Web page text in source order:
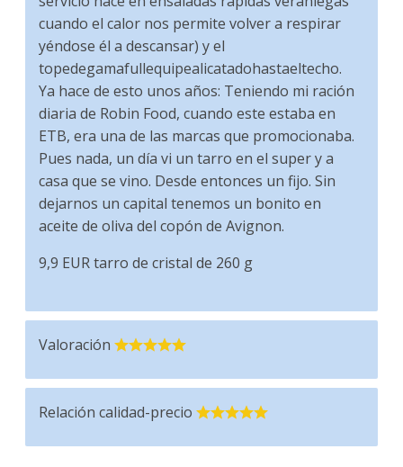
cuando el calor nos permite volver a respirar
yéndose él a descansar) y el
topedegamafullequipealicatadohastaeltecho.
Ya hace de esto unos años: Teniendo mi ración
diaria de Robin Food, cuando este estaba en
ETB, era una de las marcas que promocionaba.
Pues nada, un día vi un tarro en el super y a
casa que se vino. Desde entonces un fijo. Sin
dejarnos un capital tenemos un bonito en
aceite de oliva del copón de Avignon.
9,9 EUR tarro de cristal de 260 g
Valoración
Relación calidad-precio